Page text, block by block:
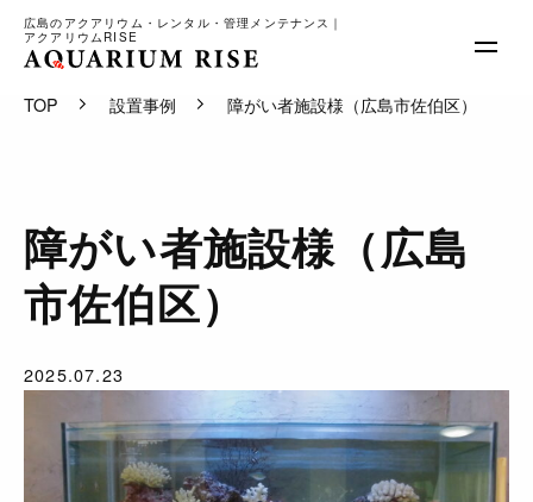
広島のアクアリウム・レンタル・管理メンテナンス｜
アクアリウムRISE
会社概要
ブログ
お問合せ
TOP 設置事例 障がい者施設様（広島市佐伯区）
障がい者施設様（広島
市佐伯区）
2025.07.23